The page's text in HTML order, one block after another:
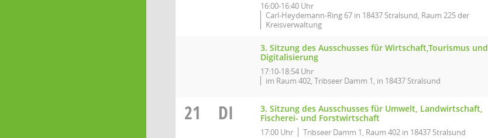
16:00-16:40 Uhr
Carl-Heydemann-Ring 67 in 18437 Stralsund, Raum 225 der
Kreisverwaltung
3. Sitzung des Ausschusses für Wirtschaft,Tourismus und
Digitalisierung
17:10-18:54 Uhr
im Raum 402, Tribseer Damm 1, in 18437 Stralsund
21 DI
3. Sitzung des Ausschusses für Umwelt, Landwirtschaft,
Fischerei- und Forstwirtschaft
17:00 Uhr Tribseer Damm 1, Raum 402 in 18437 Stralsund